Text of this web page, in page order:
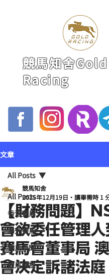
競馬知舍Gold
Racing
文章
All Posts
香港賽馬
海外賽馬
賽馬新聞
競馬磚提
All Posts
【財務問題】
會欲委任管理人
賽馬會董事局
會決定訴諸法庭
競馬知舍
2025年12月19日
讀畢需時 1